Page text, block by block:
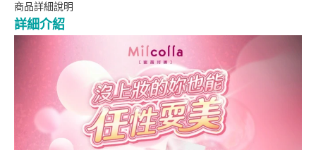
商品詳細說明
詳細介紹